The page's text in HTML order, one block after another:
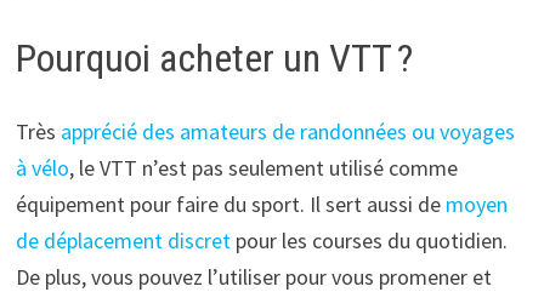
Pourquoi acheter un VTT ?
Très apprécié des amateurs de randonnées ou voyages
à vélo, le VTT n’est pas seulement utilisé comme
équipement pour faire du sport. Il sert aussi de moyen
de déplacement discret pour les courses du quotidien.
De plus, vous pouvez l’utiliser pour vous promener et